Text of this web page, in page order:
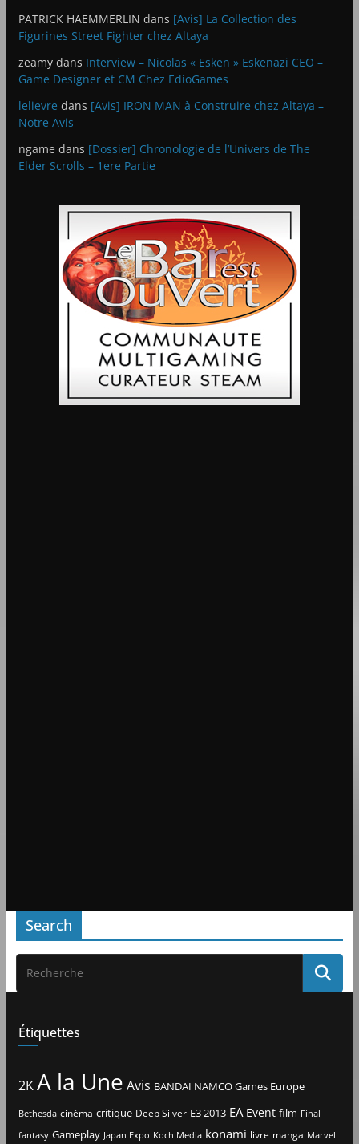
PATRICK HAEMMERLIN dans [Avis] La Collection des
Figurines Street Fighter chez Altaya
zeamydans Interview – Nicolas « Esken » Eskenazi CEO –
Game Designer et CM Chez EdioGames
lelievre dans [Avis] IRON MAN à Construire chez Altaya –
Notre Avis
ngame dans [Dossier] Chronologie de l’Univers de The
Elder Scrolls – 1ere Partie
Search
Étiquettes
2KA la Une Avis BANDAI NAMCO Games Europe
Bethesda cinéma critique Deep Silver E3 2013 EA Event film Final
fantasy Gameplay Japan Expo Koch Media konami livre manga Marvel